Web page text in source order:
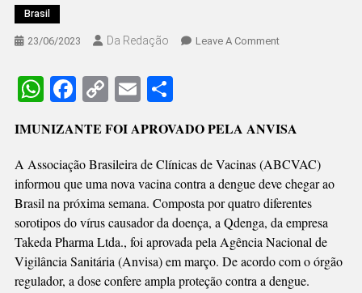
Brasil
23/06/2023 Da Redação Leave A CommentOn
DENGUE
AO
BRASIL
WhatsApp
Facebook
CopyEmailShare
IMUNIZANTE FOI APROVADO PELA ANVISA
A Associação Brasileira de Clínicas de Vacinas (ABCVAC)
informou que uma nova vacina contra a dengue deve chegar ao
Brasil na próxima semana. Composta por quatro diferentes
sorotipos do vírus causador da doença, a Qdenga, da empresa
Takeda Pharma Ltda., foi aprovada pela Agência Nacional de
Vigilância Sanitária (Anvisa) em março. De acordo com o órgão
regulador, a dose confere ampla proteção contra a dengue.